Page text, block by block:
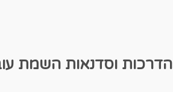
הדרכות וסדנאות השמת